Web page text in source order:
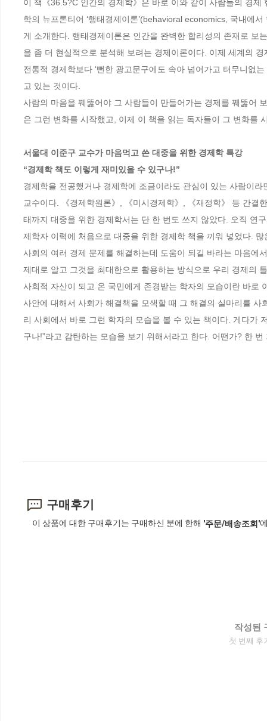
이 책《36.5?C 인간의 경제학》은 바로 이와 같이 사람들의 경
학의 뉴프론티어 ‘행태경제이론’(behavioral economics, 국내에
게 소개한다. 행태경제이론은 인간을 완벽한 합리성의 존재로 보
을 좀 더 현실적으로 분석해 보려는 경제이론이다. 이제 세계의
전통적 경제학보다 ‘뻔한 광고문구에도 속아 넘어가고 터무니없
고 있는 것이다.
사람의 마음을 꿰뚫어야 그 사람들이 만들어가는 경제를 꿰뚫어
은 그런 변화를 시작했고, 이제 이 책을 읽는 독자들이 그 변화를
서울대 이준구 교수가 마음먹고 쓴 대중을 위한 경제학 특강
“경제학 책도 이렇게 재미있을 수 있구나!”
경제학을 전공했거나 경제학에 조금이라도 관심이 있는 사람이
교수이다. 《경제학원론》, 《미시경제학》, 《재정학》 등 간
태까지 대중을 위한 경제학서는 단 한 번도 쓰지 않았다. 오직 연
제학자 이력에 처음으로 대중을 위한 경제학 책을 끼워 넣었다.
사회의 여러 경제 문제를 해결하는데 도움이 되길 바라는 마음에
제대로 알고 그것을 최대한으로 활용하는 방식으로 우리 경제의
사회적 자산이 되고 온 국민에게 존경받는 학자의 모습이란 바로
사안에 대해서 사회가 해결책을 모색할 때 그 해결의 실마리를
리 사회에서 바로 그런 학자의 모습을 볼 수 있는 책이다. 게다가
구나!”라고 감탄하는 모습을 보기 위해서라고 한다. 어떤가? 한
구매후기
이 상품에 대한 구매후기는 구매하신 분에 한해 '주문/배송조회'
작성된
첫 번째 후